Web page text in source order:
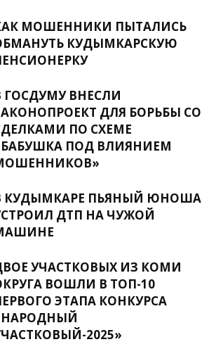
МОШЕННИКИ ПЫТАЛИСЬ
КУДЫМКАРСКУЮ
ГОСДУМУ ВНЕСЛИ
ДЛЯ БОРЬБЫ СО
ПО СХЕМЕ
ПОД ВЛИЯНИЕМ
КУДЫМКАРЕ ПЬЯНЫЙ ЮНОША
ДТП НА ЧУЖОЙ
УЧАСТКОВЫХ ИЗ КОМИ
ВОШЛИ В ТОП-10
ЭТАПА КОНКУРСА
2025»